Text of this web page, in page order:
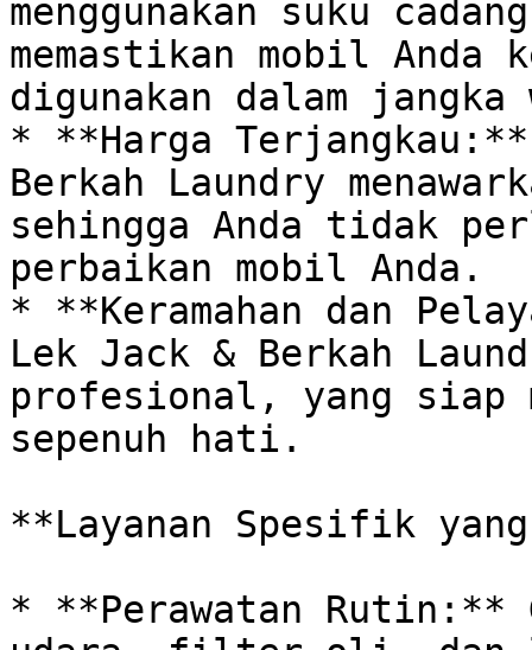
menggunakan suku
memastikan mobil Anda
digunakan dalam
* **Harga
Berkah Laundry
sehingga Anda tidak
perbaikan mobil Anda.
* **Keramahan dan
Lek Jack & Berkah
profesional, yang siap
sepenuh hati.
**Layanan Spesifik
* **Perawatan